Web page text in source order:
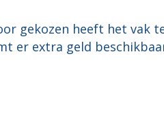
gekozen heeft het vak
er extra geld